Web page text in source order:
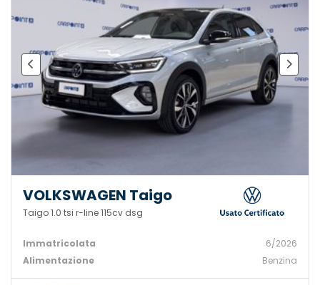
VOLKSWAGEN Taigo
Taigo 1.0 tsi r-line 115cv dsg
Immatricolata
6/2026
Alimentazione
Benzina